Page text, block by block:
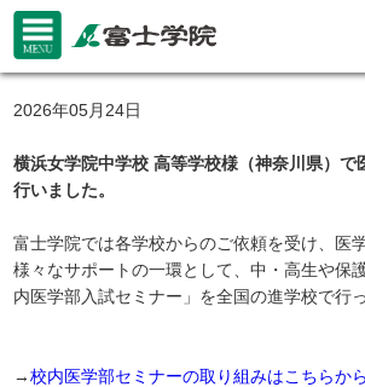
2026年05月24日
横浜女学院中学校 高等学校様（神奈川県）で
行いました。
富士学院では各学校からのご依頼を受け、医
様々なサポートの一環として、中・高生や保
内医学部入試セミナー」を全国の進学校で行
→校内医学部セミナーの取り組みはこちらか